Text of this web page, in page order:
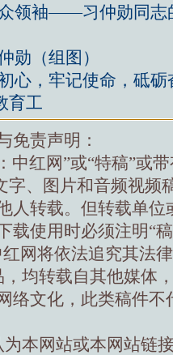
领袖——习仲勋同志
勋（组图）
心，牢记使命，砥
育工
免责声明：
中红网”或“特稿”或
字、图片和音频视频
人转载。但转载单位
载使用时必须注明“
网将依法追究其法
均转载自其他媒体
络文化，此类稿件不
本网站或本网站链